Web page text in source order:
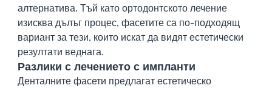
алтернатива. Тъй като ортодонтското лечение
изисква дълъг процес, фасетите са по-подходящ
вариант за тези, които искат да видят естетически
резултати веднага.
Разлики с лечението с импланти
Денталните фасети предлагат естетическо